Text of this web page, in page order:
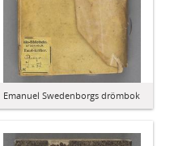
Emanuel Swedenborgs drömbok